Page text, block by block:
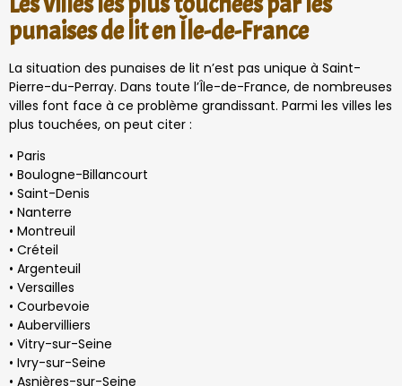
punaises de lit en Île-de-France
La situation des punaises de lit n’est pas unique à Saint-
Pierre-du-Perray. Dans toute l’Île-de-France, de nombreuses
villes font face à ce problème grandissant. Parmi les villes les
plus touchées, on peut citer :
• Paris
• Boulogne-Billancourt
• Saint-Denis
• Nanterre
• Montreuil
• Créteil
• Argenteuil
• Versailles
• Courbevoie
• Aubervilliers
• Vitry-sur-Seine
• Ivry-sur-Seine
• Asnières-sur-Seine